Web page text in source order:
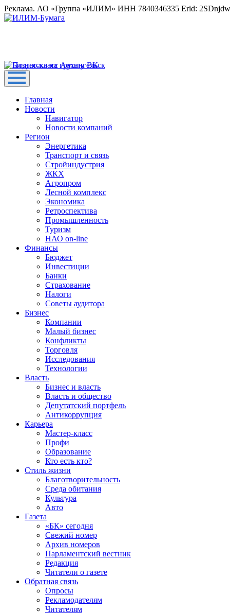
Реклама. АО «Группа «ИЛИМ» ИНН 7840346335 Erid:
Главная
Новости
Навигатор
Новости компаний
Регион
Энергетика
Транспорт и связь
Стройиндустрия
ЖКХ
Агропром
Лесной комплекс
Экономика
Ретроспектива
Промышленность
Туризм
НАО on-line
Финансы
Бюджет
Инвестиции
Банки
Страхование
Налоги
Советы аудитора
Бизнес
Компании
Малый бизнес
Конфликты
Торговля
Исследования
Технологии
Власть
Бизнес и власть
Власть и общество
Депутатский портфель
Антикоррупция
Карьера
Мастер-класс
Профи
Образование
Кто есть кто?
Стиль жизни
Благотворительность
Среда обитания
Культура
Авто
Газета
«БК» сегодня
Свежий номер
Архив номеров
Парламентский вестник
Редакция
Читатели о газете
Обратная связь
Опросы
Рекламодателям
Читателям